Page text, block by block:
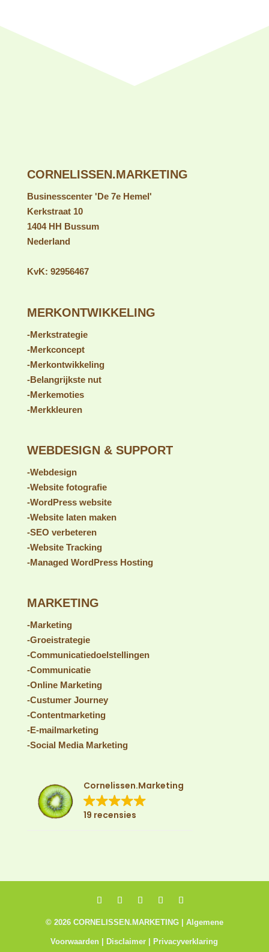
CORNELISSEN.MARKETING
Businesscenter 'De 7e Hemel'
Kerkstraat 10
1404 HH Bussum
Nederland
KvK: 92956467
MERKONTWIKKELING
-Merkstrategie
-Merkconcept
-Merkontwikkeling
-Belangrijkste nut
-Merkemoties
-Merkkleuren
WEBDESIGN & SUPPORT
-Webdesign
-Website fotografie
-WordPress website
-Website laten maken
-SEO verbeteren
-Website Tracking
-Managed WordPress Hosting
MARKETING
-Marketing
-Groeistrategie
-Communicatiedoelstellingen
-Communicatie
-Online Marketing
-Custumer Journey
-Contentmarketing
-E-mailmarketing
-Social Media Marketing
Cornelissen.Marketing
19 recensies
© 2026CORNELISSEN.MARKETING | Algemene
Voorwaarden | Disclaimer | Privacyverklaring